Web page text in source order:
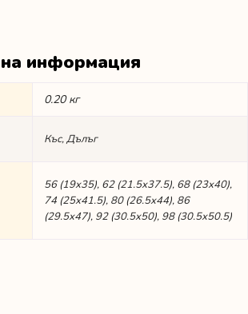
информация
0.20 кг
Къс, Дълъг
56 (19х35), 62 (21.5х37.5), 68 (23х40),
74 (25х41.5), 80 (26.5х44), 86
(29.5х47), 92 (30.5х50), 98 (30.5х50.5)